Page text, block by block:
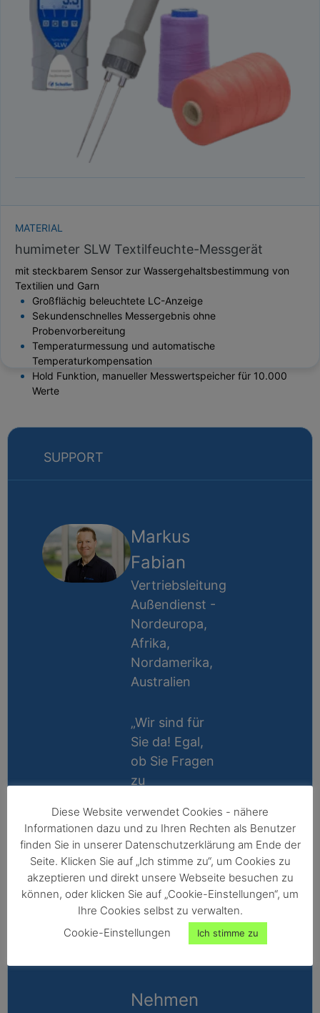
TAUPUNKT
SCHÜTTDICHTE
ATRO/M³
GEWICHT / MASSE
MATERIAL
humimeter SLW Textilfeuchte-Messgerät
mit steckbarem Sensor zur Wassergehaltsbestimmung von
Textilien und Garn
Großflächig beleuchtete LC-Anzeige
Sekundenschnelles Messergebnis ohne
Probenvorbereitung
Temperaturmessung und automatische
Temperaturkompensation
Hold Funktion, manueller Messwertspeicher für 10.000
Werte
SUPPORT
Markus
Fabian
Vertriebsleitung
Außendienst -
Nordeuropa,
Afrika,
Nordamerika,
Australien
„Wir sind für
Sie da! Egal,
ob Sie Fragen
zu
Kalibrierung,
Zubehör oder
Technik
haben, wir
helfen gerne
persönlich
weiter!“
Nehmen
Lifetime
Support
10 Jahre
Reparatur-
Diese Website verwendet Cookies - nähere
Informationen dazu und zu Ihren Rechten als Benutzer
finden Sie in unserer Datenschutzerklärung am Ende der
Seite. Klicken Sie auf „Ich stimme zu“, um Cookies zu
akzeptieren und direkt unsere Webseite besuchen zu
können, oder klicken Sie auf „Cookie-Einstellungen“, um
Ihre Cookies selbst zu verwalten.
Cookie-Einstellungen
Ich stimme zu